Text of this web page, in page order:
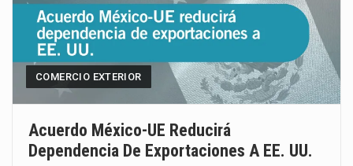
COMERCIO EXTERIOR
Acuerdo México-UE Reducirá
Dependencia De Exportaciones A EE. UU.